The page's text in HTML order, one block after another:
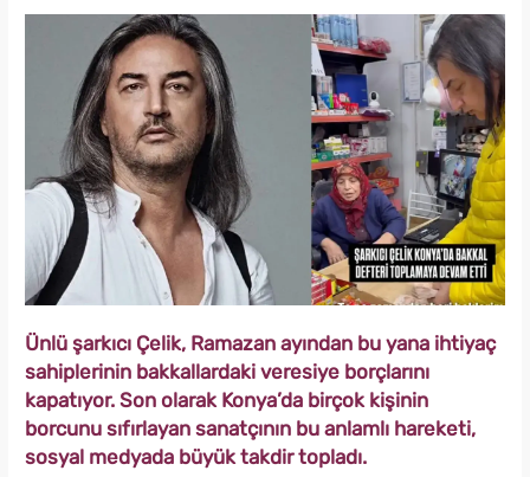
Ünlü şarkıcı Çelik, Ramazan ayından bu yana ihtiyaç
sahiplerinin bakkallardaki veresiye borçlarını
kapatıyor. Son olarak Konya’da birçok kişinin
borcunu sıfırlayan sanatçının bu anlamlı hareketi,
sosyal medyada büyük takdir topladı.